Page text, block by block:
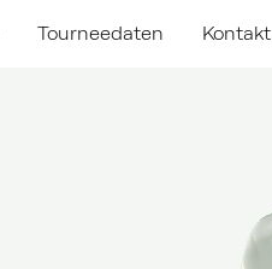
Tourneedaten Kontakt